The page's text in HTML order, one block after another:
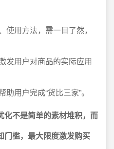
使用方法，需一目了然，
发用户对商品的实际应用
用户完成“货比三家”。
化不是简单的素材堆积，而
门槛，最大限度激发购买